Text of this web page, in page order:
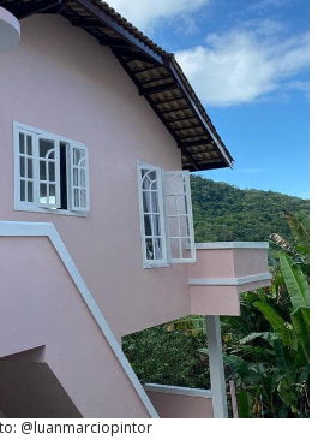
@luanmarciopintor